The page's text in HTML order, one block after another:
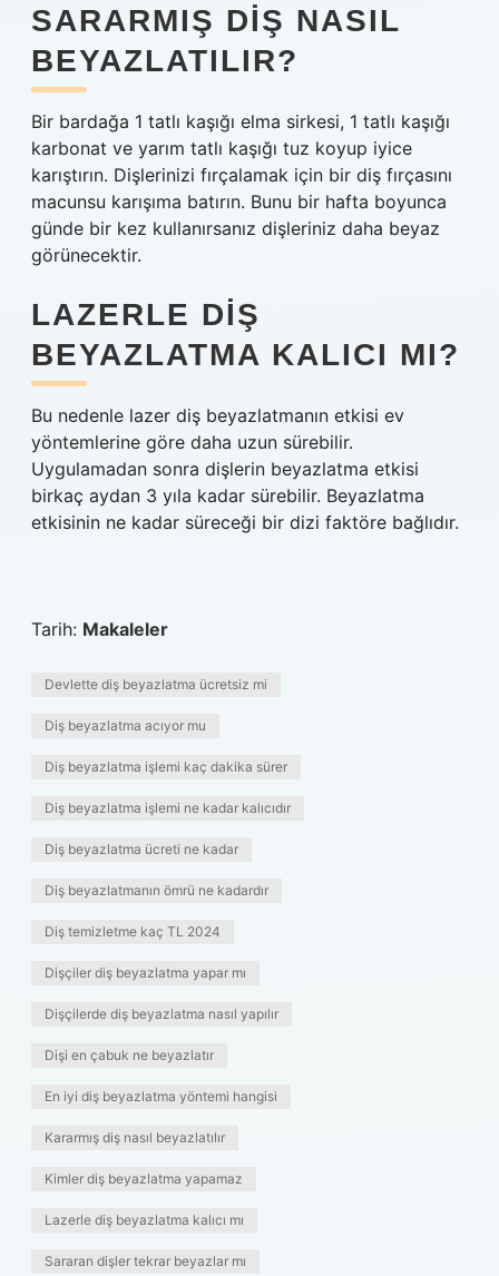
SARARMIŞ DIŞ NASIL
BEYAZLATILIR?
Bir bardağa 1 tatlı kaşığı elma sirkesi, 1 tatlı kaşığı
karbonat ve yarım tatlı kaşığı tuz koyup iyice
karıştırın. Dişlerinizi fırçalamak için bir diş fırçasını
macunsu karışıma batırın. Bunu bir hafta boyunca
günde bir kez kullanırsanız dişleriniz daha beyaz
görünecektir.
LAZERLE DIŞ
BEYAZLATMA KALICI MI?
Bu nedenle lazer diş beyazlatmanın etkisi ev
yöntemlerine göre daha uzun sürebilir.
Uygulamadan sonra dişlerin beyazlatma etkisi
birkaç aydan 3 yıla kadar sürebilir. Beyazlatma
etkisinin ne kadar süreceği bir dizi faktöre bağlıdır.
Tarih: Makaleler
Devlette diş beyazlatma ücretsiz mi
Diş beyazlatma acıyor mu
Diş beyazlatma işlemi kaç dakika sürer
Diş beyazlatma işlemi ne kadar kalıcıdır
Diş beyazlatma ücreti ne kadar
Diş beyazlatmanın ömrü ne kadardır
Diş temizletme kaç TL 2024
Dişçiler diş beyazlatma yapar mı
Dişçilerde diş beyazlatma nasıl yapılır
Dişi en çabuk ne beyazlatır
En iyi diş beyazlatma yöntemi hangisi
Kararmış diş nasıl beyazlatılır
Kimler diş beyazlatma yapamaz
Lazerle diş beyazlatma kalıcı mı
Sararan dişler tekrar beyazlar mı